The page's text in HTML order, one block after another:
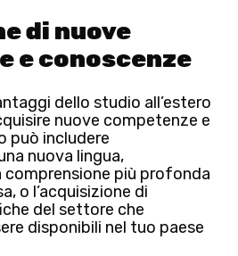
di nuove
e conoscenze
dello studio all’estero
nuove competenze e
può includere
nuova lingua,
comprensione più profonda
o l’acquisizione di
del settore che
disponibili nel tuo paese